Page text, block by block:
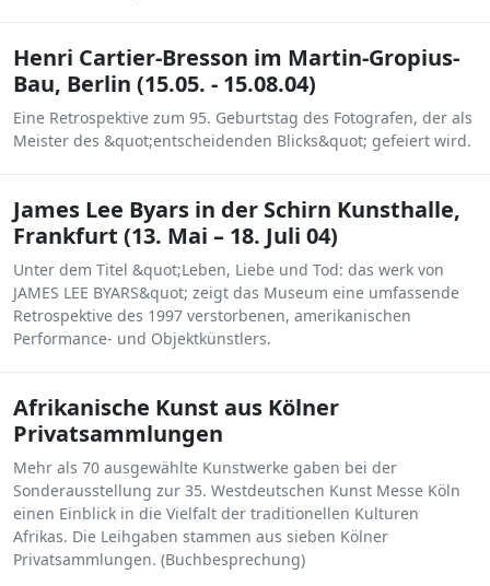
Henri Cartier-Bresson im Martin-Gropius-
Bau, Berlin (15.05. - 15.08.04)
Eine Retrospektive zum 95. Geburtstag des Fotografen, der als
Meister des &quot;entscheidenden Blicks&quot; gefeiert wird.
James Lee Byars in der Schirn Kunsthalle,
Frankfurt (13. Mai – 18. Juli 04)
Unter dem Titel &quot;Leben, Liebe und Tod: das werk von
JAMES LEE BYARS&quot; zeigt das Museum eine umfassende
Retrospektive des 1997 verstorbenen, amerikanischen
Performance- und Objektkünstlers.
Afrikanische Kunst aus Kölner
Privatsammlungen
Mehr als 70 ausgewählte Kunstwerke gaben bei der
Sonderausstellung zur 35. Westdeutschen Kunst Messe Köln
einen Einblick in die Vielfalt der traditionellen Kulturen
Afrikas. Die Leihgaben stammen aus sieben Kölner
Privatsammlungen. (Buchbesprechung)